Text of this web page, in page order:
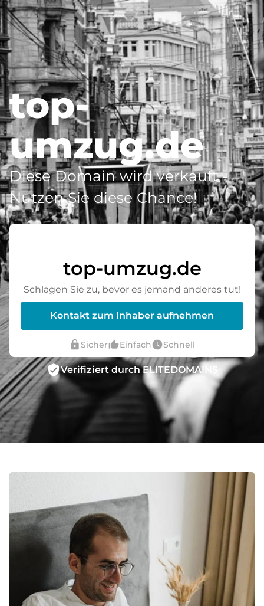
top-
umzug.de
Diese Domain wird verkauft -
Nutzen Sie diese Chance!
top-umzug.de
Schlagen Sie zu, bevor es jemand anderes tut!
Kontakt zum Inhaber aufnehmen
lock Sicherthumb_up_altEinfachwatch_laterSchnell
verified_userVerifiziert durch ELITEDOMAINS